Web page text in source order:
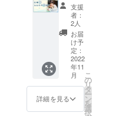
りま
す。 ※
国や自
治体の
方針に
より、
主催者
側で講
演会が
できな
いと判
でお送
りいた
しま
す。 ※
当日の
セミ
ナー参
加券は
含まれ
ており
ませ
たもの
をお送
りしま
す。）
・礒田
佳世お
すすめ
のひす
いこた
ろう著
書本 ※
セミ
いけ
ど、ふ
んわり
思好を
学びた
い！】
内容 礒
田佳世
による
出張講
演（２
時
支援
者：
2人
お届
け予
定：
2022
年11
月
詳細を見る
こ
の
リ
タ
ー
ン
を
選
択